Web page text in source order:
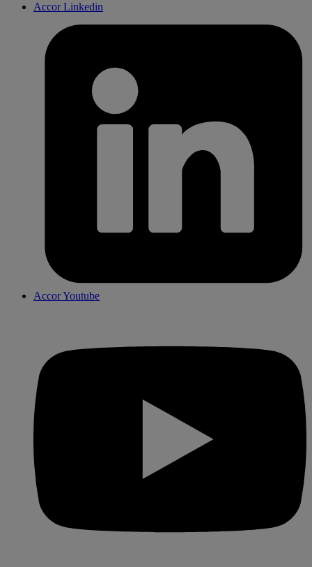
Accor Linkedin
Accor Youtube